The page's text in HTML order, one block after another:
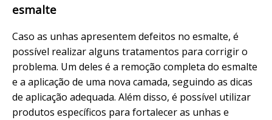
esmalte
Caso as unhas apresentem defeitos no esmalte, é
possível realizar alguns tratamentos para corrigir o
problema. Um deles é a remoção completa do esmalte
e a aplicação de uma nova camada, seguindo as dicas
de aplicação adequada. Além disso, é possível utilizar
produtos específicos para fortalecer as unhas e